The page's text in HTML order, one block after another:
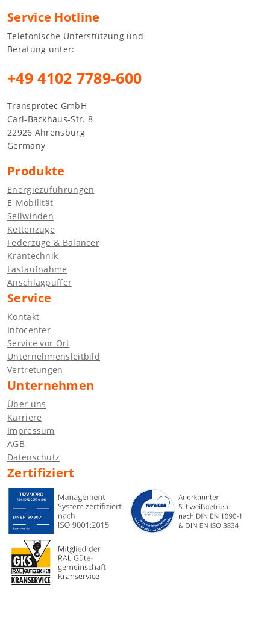
Service Hotline
Telefonische Unterstützung und
Beratung unter:
+49 4102 7789-600
Transprotec GmbH
Carl-Backhaus-Str. 8
22926 Ahrensburg
Germany
Produkte
Energiezuführungen
E-Mobilität
Seilwinden
Kettenzüge
Federzüge & Balancer
Krantechnik
Lastaufnahme
Anschlagpuffer
Service
Kontakt
Infocenter
Service vor Ort
Unternehmensleitbild
Vertretungen
Unternehmen
Über uns
Karriere
Impressum
AGB
Datenschutz
Zertifiziert